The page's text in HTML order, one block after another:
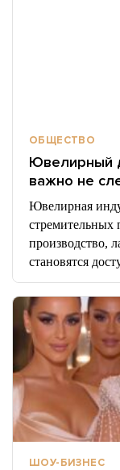
ОБЩЕСТВО
Ювелирный
важно не
Ювелирная
стремительных
производство,
становятся
ШОУ-БИЗНЕС